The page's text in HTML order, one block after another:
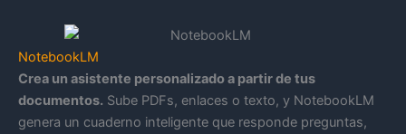
NotebookLM
Crea un asistente personalizado a partir de tus
documentos. Sube PDFs, enlaces o texto, y NotebookLM
genera un cuaderno inteligente que responde preguntas,